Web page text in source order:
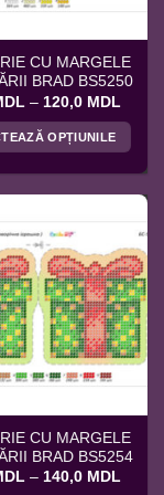
pagina
produsului.
CU MARGELE
BRAD BS5250
– 120,0 MDL
până
la
OPȚIUNILE
mai
multe
variații.
Opțiunile
pot
alese
pagina
produsului.
CU MARGELE
BRAD BS5254
– 140,0 MDL